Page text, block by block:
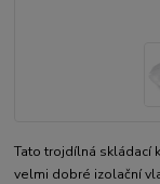
Tato trojdílná skládací
velmi dobré izolační